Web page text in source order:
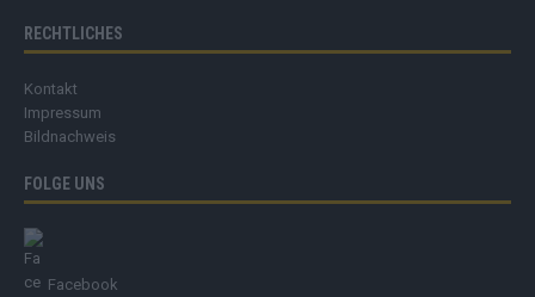
RECHTLICHES
Kontakt
Impressum
Bildnachweis
FOLGE UNS
Facebook